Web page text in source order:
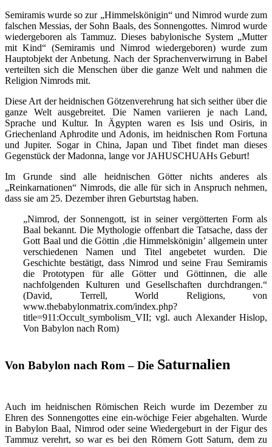
Semiramis wurde so zur „Himmelskönigin“ und Nimrod wurde zum
falschen Messias, der Sohn Baals, des Sonnengottes. Nimrod wurde
wiedergeboren als Tammuz. Dieses babylonische System „Mutter
mit Kind“ (Semiramis und Nimrod wiedergeboren) wurde zum
Hauptobjekt der Anbetung. Nach der Sprachenverwirrung in Babel
verteilten sich die Menschen über die ganze Welt und nahmen die
Religion Nimrods mit.
Diese Art der heidnischen Götzenverehrung hat sich seither über die
ganze Welt ausgebreitet. Die Namen variieren je nach Land,
Sprache und Kultur. In Ägypten waren es Isis und Osiris, in
Griechenland Aphrodite und Adonis, im heidnischen Rom Fortuna
und Jupiter. Sogar in China, Japan und Tibet findet man dieses
Gegenstück der Madonna, lange vor JAHUSCHUAHs Geburt!
Im Grunde sind alle heidnischen Götter nichts anderes als
„Reinkarnationen“ Nimrods, die alle für sich in Anspruch nehmen,
dass sie am 25. Dezember ihren Geburtstag haben.
„Nimrod, der Sonnengott, ist in seiner vergötterten Form als
Baal bekannt. Die Mythologie offenbart die Tatsache, dass der
Gott Baal und die Göttin ‚die Himmelskönigin’ allgemein unter
verschiedenen Namen und Titel angebetet wurden. Die
Geschichte bestätigt, dass Nimrod und seine Frau Semiramis
die Prototypen für alle Götter und Göttinnen, die alle
nachfolgenden Kulturen und Gesellschaften durchdrangen.“
(David, Terrell, World Religions, von
www.thebabylonmatrix.com/index.php?
title=911:Occult_symbolism_VII; vgl. auch Alexander Hislop,
Von Babylon nach Rom)
Von Babylon nach Rom – Die Saturnalien
Auch im heidnischen Römischen Reich wurde im Dezember zu
Ehren des Sonnengottes eine ein-wöchige Feier abgehalten. Wurde
in Babylon Baal, Nimrod oder seine Wiedergeburt in der Figur des
Tammuz verehrt, so war es bei den Römern Gott Saturn, dem zu